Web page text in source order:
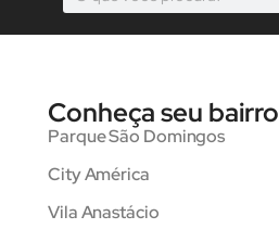
Conheça seu bairro
Parque São Domingos
City América
Vila Anastácio